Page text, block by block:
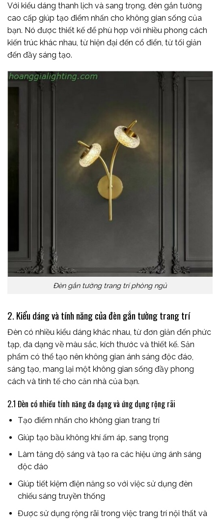
Với kiểu dáng thanh lịch và sang trọng, đèn gắn tường
cao cấp giúp tạo điểm nhấn cho không gian sống của
bạn. Nó được thiết kế để phù hợp với nhiều phong cách
kiến trúc khác nhau, từ hiện đại đến cổ điển, từ tối giản
đến đầy sáng tạo.
Đèn gắn tường trang trí phòng ngủ
2. Kiểu dáng và tính năng của đèn gắn tường trang trí
Đèn có nhiều kiểu dáng khác nhau, từ đơn giản đến phức
tạp, đa dạng về màu sắc, kích thước và thiết kế. Sản
phẩm có thể tạo nên không gian ánh sáng độc đáo,
sáng tạo, mang lại một không gian sống đầy phong
cách và tinh tế cho căn nhà của bạn.
2.1 Đèn có nhiều tính năng đa dạng và ứng dụng rộng rãi
Tạo điểm nhấn cho không gian trang trí
Giúp tạo bầu không khí ấm áp, sang trọng
Làm tăng độ sáng và tạo ra các hiệu ứng ánh sáng
độc đáo
Giúp tiết kiệm điện năng so với việc sử dụng đèn
chiếu sáng truyền thống
Được sử dụng rộng rãi trong việc trang trí nội thất và